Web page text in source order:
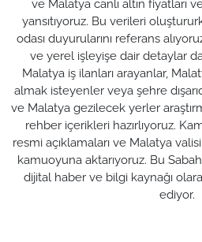
ve Malatya canlı altın fiyatları
yansıtıyoruz. Bu verileri
odası duyurularını referans
ve yerel işleyişe dair detaylar da
Malatya iş ilanları arayanlar,
almak isteyenler veya şehre
ve Malatya gezilecek yerler
rehber içerikleri hazırlıyoruz.
resmi açıklamaları ve Malatya
kamuoyuna aktarıyoruz. Bu
dijital haber ve bilgi kaynağı
ediyor.